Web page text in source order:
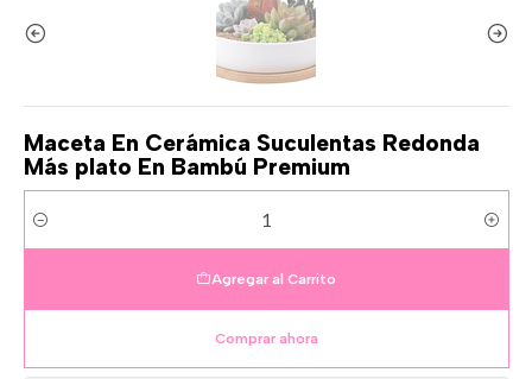
Maceta En Cerámica Suculentas Redonda
Más plato En Bambú Premium
Cantidad
Agregar al Carrito
Comprar ahora